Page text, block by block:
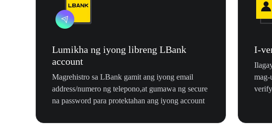
Lumikha ng iyong libreng LBank
account
Magrehistro sa LBank gamit ang iyong email
address/numero ng telepono,at gumawa ng secure
na password para protektahan ang iyong account
I-
mag-